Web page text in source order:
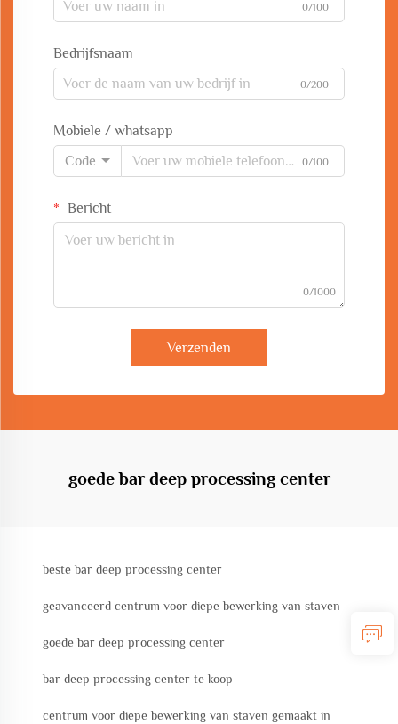
0/100
Bedrijfsnaam
0/200
Mobiele / whatsapp
Code
0/100
Bericht
0/1000
Verzenden
goede bar deep processing center
beste bar deep processing center
geavanceerd centrum voor diepe bewerking van staven
goede bar deep processing center
bar deep processing center te koop
centrum voor diepe bewerking van staven gemaakt in